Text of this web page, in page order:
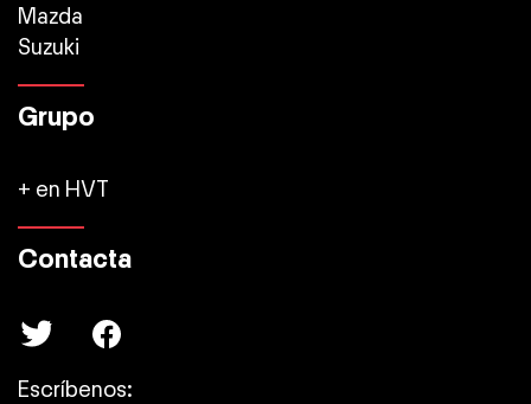
Mazda
Suzuki
Grupo
+ en HVT
Contacta
Escríbenos: